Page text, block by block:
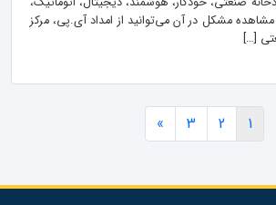
مشکل در آن می‌توانید از امداد آی.پی، مرکز
[…]
1
2
3
»